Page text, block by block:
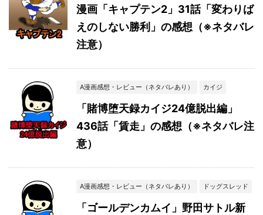
漫画「キャプテン2」31話「変わりば
えのしない勝利」の感想（※ネタバレ
注意）
A漫画感想・レビュー（ネタバレあり） カイジ
「賭博堕天録カイジ24億脱出編」
436話「賃走」の感想（※ネタバレ注
意）
A漫画感想・レビュー（ネタバレあり） ドッグスレッド
「ゴールデンカムイ」野田サトル新